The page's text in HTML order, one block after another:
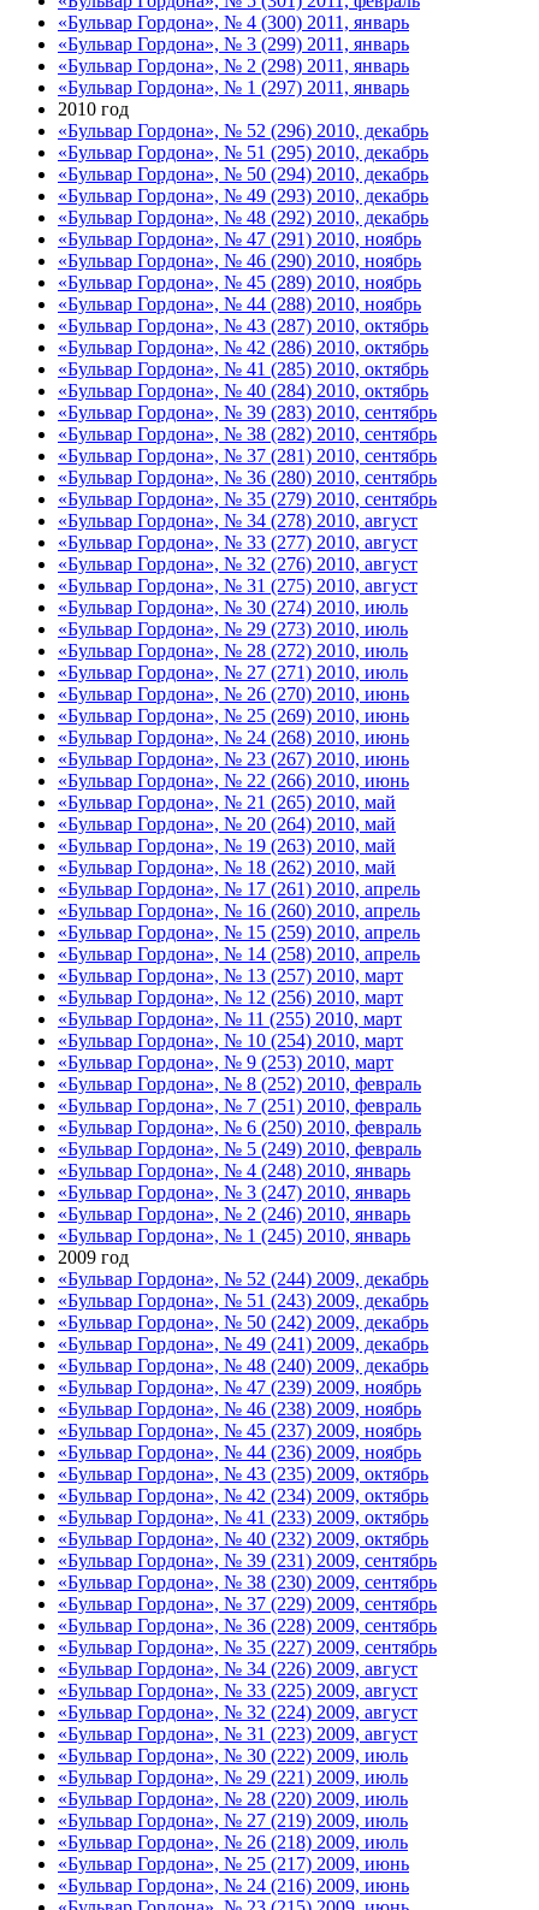
«Бульвар Гордона», № 4 (300) 2011, январь
«Бульвар Гордона», № 3 (299) 2011, январь
«Бульвар Гордона», № 2 (298) 2011, январь
«Бульвар Гордона», № 1 (297) 2011, январь
2010 год
«Бульвар Гордона», № 52 (296) 2010, декабрь
«Бульвар Гордона», № 51 (295) 2010, декабрь
«Бульвар Гордона», № 50 (294) 2010, декабрь
«Бульвар Гордона», № 49 (293) 2010, декабрь
«Бульвар Гордона», № 48 (292) 2010, декабрь
«Бульвар Гордона», № 47 (291) 2010, ноябрь
«Бульвар Гордона», № 46 (290) 2010, ноябрь
«Бульвар Гордона», № 45 (289) 2010, ноябрь
«Бульвар Гордона», № 44 (288) 2010, ноябрь
«Бульвар Гордона», № 43 (287) 2010, октябрь
«Бульвар Гордона», № 42 (286) 2010, октябрь
«Бульвар Гордона», № 41 (285) 2010, октябрь
«Бульвар Гордона», № 40 (284) 2010, октябрь
«Бульвар Гордона», № 39 (283) 2010, сентябрь
«Бульвар Гордона», № 38 (282) 2010, сентябрь
«Бульвар Гордона», № 37 (281) 2010, сентябрь
«Бульвар Гордона», № 36 (280) 2010, сентябрь
«Бульвар Гордона», № 35 (279) 2010, сентябрь
«Бульвар Гордона», № 34 (278) 2010, август
«Бульвар Гордона», № 33 (277) 2010, август
«Бульвар Гордона», № 32 (276) 2010, август
«Бульвар Гордона», № 31 (275) 2010, август
«Бульвар Гордона», № 30 (274) 2010, июль
«Бульвар Гордона», № 29 (273) 2010, июль
«Бульвар Гордона», № 28 (272) 2010, июль
«Бульвар Гордона», № 27 (271) 2010, июль
«Бульвар Гордона», № 26 (270) 2010, июнь
«Бульвар Гордона», № 25 (269) 2010, июнь
«Бульвар Гордона», № 24 (268) 2010, июнь
«Бульвар Гордона», № 23 (267) 2010, июнь
«Бульвар Гордона», № 22 (266) 2010, июнь
«Бульвар Гордона», № 21 (265) 2010, май
«Бульвар Гордона», № 20 (264) 2010, май
«Бульвар Гордона», № 19 (263) 2010, май
«Бульвар Гордона», № 18 (262) 2010, май
«Бульвар Гордона», № 17 (261) 2010, апрель
«Бульвар Гордона», № 16 (260) 2010, апрель
«Бульвар Гордона», № 15 (259) 2010, апрель
«Бульвар Гордона», № 14 (258) 2010, апрель
«Бульвар Гордона», № 13 (257) 2010, март
«Бульвар Гордона», № 12 (256) 2010, март
«Бульвар Гордона», № 11 (255) 2010, март
«Бульвар Гордона», № 10 (254) 2010, март
«Бульвар Гордона», № 9 (253) 2010, март
«Бульвар Гордона», № 8 (252) 2010, февраль
«Бульвар Гордона», № 7 (251) 2010, февраль
«Бульвар Гордона», № 6 (250) 2010, февраль
«Бульвар Гордона», № 5 (249) 2010, февраль
«Бульвар Гордона», № 4 (248) 2010, январь
«Бульвар Гордона», № 3 (247) 2010, январь
«Бульвар Гордона», № 2 (246) 2010, январь
«Бульвар Гордона», № 1 (245) 2010, январь
2009 год
«Бульвар Гордона», № 52 (244) 2009, декабрь
«Бульвар Гордона», № 51 (243) 2009, декабрь
«Бульвар Гордона», № 50 (242) 2009, декабрь
«Бульвар Гордона», № 49 (241) 2009, декабрь
«Бульвар Гордона», № 48 (240) 2009, декабрь
«Бульвар Гордона», № 47 (239) 2009, ноябрь
«Бульвар Гордона», № 46 (238) 2009, ноябрь
«Бульвар Гордона», № 45 (237) 2009, ноябрь
«Бульвар Гордона», № 44 (236) 2009, ноябрь
«Бульвар Гордона», № 43 (235) 2009, октябрь
«Бульвар Гордона», № 42 (234) 2009, октябрь
«Бульвар Гордона», № 41 (233) 2009, октябрь
«Бульвар Гордона», № 40 (232) 2009, октябрь
«Бульвар Гордона», № 39 (231) 2009, сентябрь
«Бульвар Гордона», № 38 (230) 2009, сентябрь
«Бульвар Гордона», № 37 (229) 2009, сентябрь
«Бульвар Гордона», № 36 (228) 2009, сентябрь
«Бульвар Гордона», № 35 (227) 2009, сентябрь
«Бульвар Гордона», № 34 (226) 2009, август
«Бульвар Гордона», № 33 (225) 2009, август
«Бульвар Гордона», № 32 (224) 2009, август
«Бульвар Гордона», № 31 (223) 2009, август
«Бульвар Гордона», № 30 (222) 2009, июль
«Бульвар Гордона», № 29 (221) 2009, июль
«Бульвар Гордона», № 28 (220) 2009, июль
«Бульвар Гордона», № 27 (219) 2009, июль
«Бульвар Гордона», № 26 (218) 2009, июль
«Бульвар Гордона», № 25 (217) 2009, июнь
«Бульвар Гордона», № 24 (216) 2009, июнь